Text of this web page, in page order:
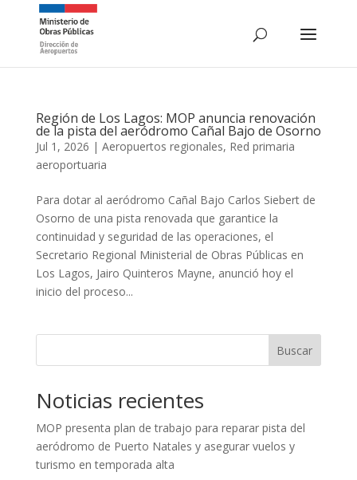
Región de Los Lagos: MOP anuncia renovación
de la pista del aeródromo Cañal Bajo de Osorno
Jul 1, 2026 | Aeropuertos regionales, Red primaria
aeroportuaria
Para dotar al aeródromo Cañal Bajo Carlos Siebert de
Osorno de una pista renovada que garantice la
continuidad y seguridad de las operaciones, el
Secretario Regional Ministerial de Obras Públicas en
Los Lagos, Jairo Quinteros Mayne, anunció hoy el
inicio del proceso...
Buscar
Noticias recientes
MOP presenta plan de trabajo para reparar pista del
aeródromo de Puerto Natales y asegurar vuelos y
turismo en temporada alta